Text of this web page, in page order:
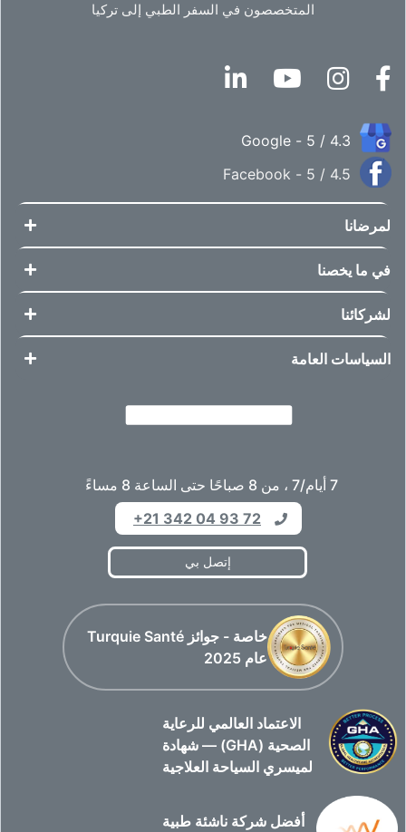
المتخصصون في السفر الطبي إلى تركيا
4.3 / 5 - Google
4.5 / 5 - Facebook
لمرضانا
في ما يخصنا
لشركائنا
السياسات العامة
7 أيام/7 ، من 8 صباحًا حتى الساعة 8 مساءً
+21 342 04 93 72
إتصل بي
خاصة - جوائز Turquie Santé
عام 2025
الاعتماد العالمي للرعاية
الصحية (GHA) — شهادة
لميسري السياحة العلاجية
أفضل شركة ناشئة طبية